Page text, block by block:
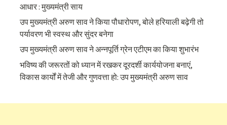
आधार : मुख्यमंत्री साय
उप मुख्यमंत्री अरुण साव ने किया पौधारोपण, बोले हरियाली बढ़ेगी तो
पर्यावरण भी स्वस्थ और सुंदर बनेगा
उप मुख्यमंत्री अरुण साव ने अन्नपूर्ति ग्रेन एटीएम का किया शुभारंभ
भविष्य की जरूरतों को ध्यान में रखकर दूरदर्शी कार्ययोजना बनाएं,
विकास कार्यों में तेजी और गुणवत्ता हो: उप मुख्यमंत्री अरुण साव